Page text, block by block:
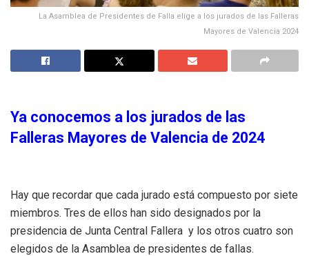
La Asamblea de Presidentes de Falla elige a los jurados de las Falleras
Mayores de Valencia 2024
Ya conocemos a los jurados de las
Falleras Mayores de Valencia de 2024
Hay que recordar que cada jurado está compuesto por siete
miembros. Tres de ellos han sido designados por la
presidencia de Junta Central Fallera y los otros cuatro son
elegidos de la Asamblea de presidentes de fallas.